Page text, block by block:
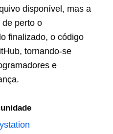
disponível, mas a
perto o
finalizado, o código
tornando-se
e